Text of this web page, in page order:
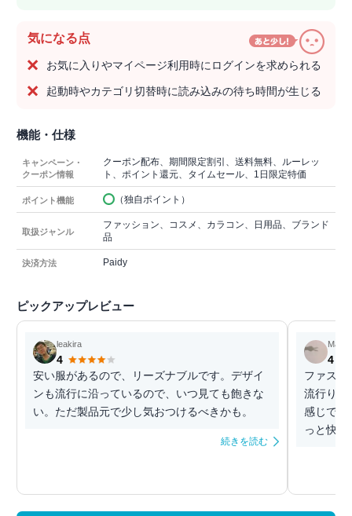
気になる点
お気に入りやマイページ利用時にログインを求められる
起動時やカテゴリ切替時に読み込みの待ち時間が生じる
機能・仕様
キャンペーン・
クーポン情報
クーポン配布、期間限定割引、送料無料、ルーレッ
ト、ポイント還元、タイムセール、1日限定特価
ポイント機能 （独自ポイント）
取扱ジャンル
ファッション、コスメ、カラコン、日用品、ブランド
品
決済方法 Paidy
ピックアップレビュー
leakira
4
安い服があるので、リーズナブルです。デザイ
ンも流行に沿っているので、いつ見ても飽きな
い。ただ製品元で少し気おつけるべきかも。
続きを読む
Mary
4
ファスト
流行りの
感じです
っと快適